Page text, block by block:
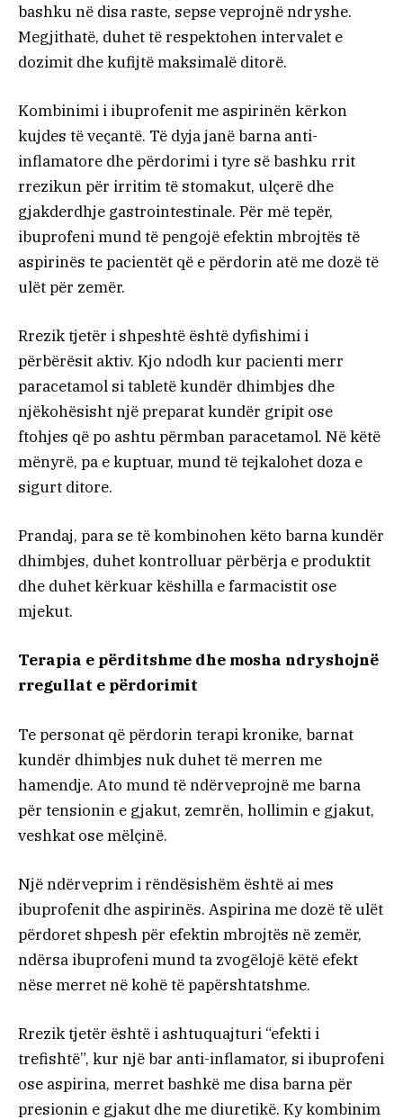
bashku në disa raste, sepse veprojnë ndryshe.
Megjithatë, duhet të respektohen intervalet e
dozimit dhe kufijtë maksimalë ditorë.
Kombinimi i ibuprofenit me aspirinën kërkon
kujdes të veçantë. Të dyja janë barna anti-
inflamatore dhe përdorimi i tyre së bashku rrit
rrezikun për irritim të stomakut, ulçerë dhe
gjakderdhje gastrointestinale. Për më tepër,
ibuprofeni mund të pengojë efektin mbrojtës të
aspirinës te pacientët që e përdorin atë me dozë të
ulët për zemër.
Rrezik tjetër i shpeshtë është dyfishimi i
përbërësit aktiv. Kjo ndodh kur pacienti merr
paracetamol si tabletë kundër dhimbjes dhe
njëkohësisht një preparat kundër gripit ose
ftohjes që po ashtu përmban paracetamol. Në këtë
mënyrë, pa e kuptuar, mund të tejkalohet doza e
sigurt ditore.
Prandaj, para se të kombinohen këto barna kundër
dhimbjes, duhet kontrolluar përbërja e produktit
dhe duhet kërkuar këshilla e farmacistit ose
mjekut.
Terapia e përditshme dhe mosha ndryshojnë
rregullat e përdorimit
Te personat që përdorin terapi kronike, barnat
kundër dhimbjes nuk duhet të merren me
hamendje. Ato mund të ndërveprojnë me barna
për tensionin e gjakut, zemrën, hollimin e gjakut,
veshkat ose mëlçinë.
Një ndërveprim i rëndësishëm është ai mes
ibuprofenit dhe aspirinës. Aspirina me dozë të ulët
përdoret shpesh për efektin mbrojtës në zemër,
ndërsa ibuprofeni mund ta zvogëlojë këtë efekt
nëse merret në kohë të papërshtatshme.
Rrezik tjetër është i ashtuquajturi “efekti i
trefishtë”, kur një bar anti-inflamator, si ibuprofeni
ose aspirina, merret bashkë me disa barna për
presionin e gjakut dhe me diuretikë. Ky kombinim